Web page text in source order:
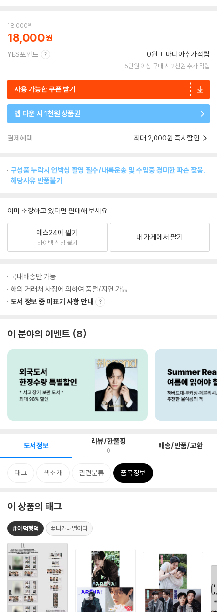
18,000원
18,000
YES포인트 0원 마니아추가적립
5만원 이상 구매 시 2천원 추가 적립
사용 가능한 쿠폰 받기
앱 다운 시 1천원 상품권
결제혜택 최대 2,000원 즉시할인
구성품 누락시 언박싱 촬영 필수/내륙운송 및 수입중 경미한 파손 잦음.
해당사유 반품불가
이미 소장하고 있다면 판매해 보세요.
예스24에 팔기
바이백 신청 불가
내 가게에서 팔기
국내배송만 가능
해외 거래처 사정에 의하여 품절/지연 가능
도서 정보 중 미표기 사항 안내
이 분야의 이벤트 8
도서정보 리뷰/한줄평
0 배송/반품/교환
태그 책소개 관련분류 품목정보
이 상품의 태그
#어덕행덕 #니가내별이다